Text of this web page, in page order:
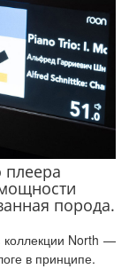
плеера
порода.
North —
в принципе.